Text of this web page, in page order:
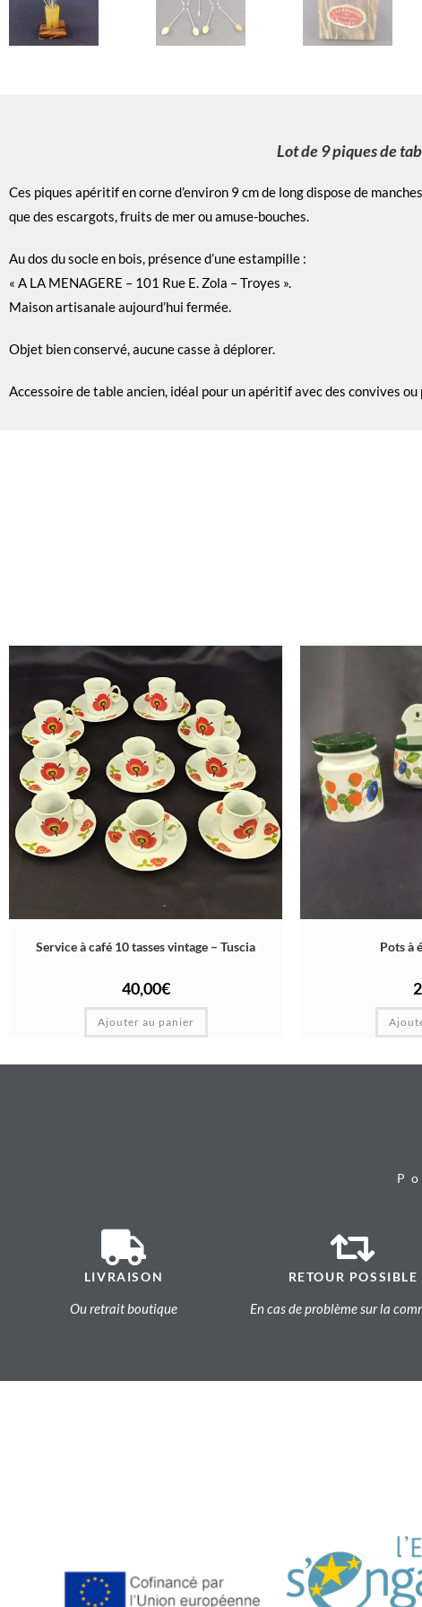
Lot de 9 piques de
Ces piques apéritif en corne d’environ 9 cm de long dispose de
que des escargots, fruits de mer ou amuse-bouches.
Au dos du socle en bois, présence d’une estampille :
« A LA MENAGERE – 101 Rue E. Zola – Troyes ».
Maison artisanale aujourd’hui fermée.
Objet bien conservé, aucune casse à déplorer.
Accessoire de table ancien, idéal pour un apéritif avec des convives
Service à café 10 tasses vintage – Tuscia
40,00€
Ajouter au panier
Pots à
LIVRAISON
Ou retrait boutique
RETOUR POSSIBLE
En cas de problème sur la